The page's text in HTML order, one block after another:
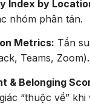
Index by
nhóm phân tán.
Metrics: Tần
Teams, Zoom).
& Belonging
“thuộc về”